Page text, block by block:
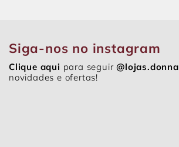
Siga-nos no instagram
Clique aqui para seguir@lojas.donna
novidades e ofertas!